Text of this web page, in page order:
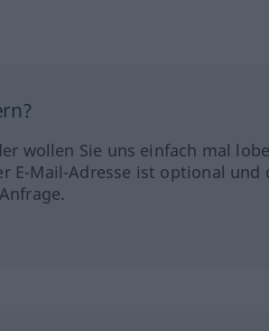
wollen Sie uns einfach mal
E-Mail-Adresse ist optional und